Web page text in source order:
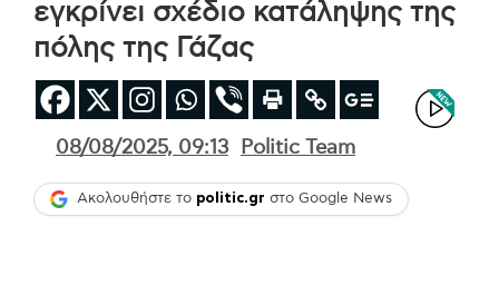
εγκρίνει σχέδιο κατάληψης της
πόλης της Γάζας
08/08/2025, 09:13 Politic Team
Ακολουθήστε το politic.gr στο Google News